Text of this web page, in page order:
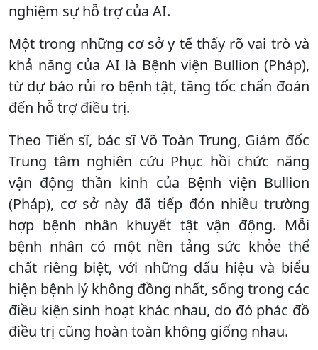
nghiệm sự hỗ trợ của AI.
Một trong những cơ sở y tế thấy rõ vai trò và
khả năng của AI là Bệnh viện Bullion (Pháp),
từ dự báo rủi ro bệnh tật, tăng tốc chẩn đoán
đến hỗ trợ điều trị.
Theo Tiến sĩ, bác sĩ Võ Toàn Trung, Giám đốc
Trung tâm nghiên cứu Phục hồi chức năng
vận động thần kinh của Bệnh viện Bullion
(Pháp), cơ sở này đã tiếp đón nhiều trường
hợp bệnh nhân khuyết tật vận động. Mỗi
bệnh nhân có một nền tảng sức khỏe thể
chất riêng biệt, với những dấu hiệu và biểu
hiện bệnh lý không đồng nhất, sống trong các
điều kiện sinh hoạt khác nhau, do đó phác đồ
điều trị cũng hoàn toàn không giống nhau.